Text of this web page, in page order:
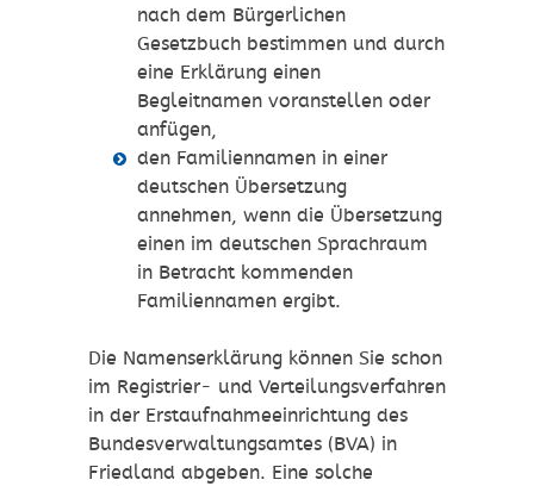
nach dem Bürgerlichen
Gesetzbuch bestimmen und durch
eine Erklärung einen
Begleitnamen voranstellen oder
anfügen,
den Familiennamen in einer
deutschen Übersetzung
annehmen, wenn die Übersetzung
einen im deutschen Sprachraum
in Betracht kommenden
Familiennamen ergibt.
Die Namenserklärung können Sie schon
im Registrier- und Verteilungsverfahren
in der Erstaufnahmeeinrichtung des
Bundesverwaltungsamtes (BVA) in
Friedland abgeben. Eine solche